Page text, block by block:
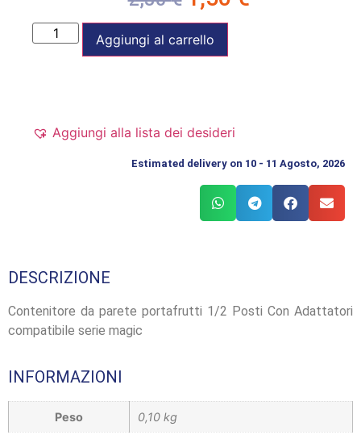
Aggiungi al carrello
Aggiungi alla lista dei desideri
Estimated delivery on 10 - 11 Agosto, 2026
DESCRIZIONE
Contenitore da parete portafrutti 1/2 Posti Con Adattatori
compatibile serie magic
INFORMAZIONI
Peso 0,10 kg